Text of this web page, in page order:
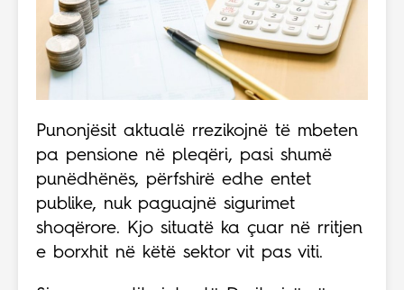
Punonjësit aktualë rrezikojnë të mbeten
pa pensione në pleqëri, pasi shumë
punëdhënës, përfshirë edhe entet
publike, nuk paguajnë sigurimet
shoqërore. Kjo situatë ka çuar në rritjen
e borxhit në këtë sektor vit pas viti.